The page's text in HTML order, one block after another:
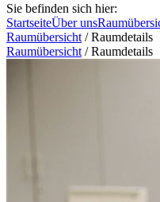
Sie befinden sich hier:
StartseiteÜber uns
Raumübersicht /Raumdetails
Raumübersicht /Raumdetails